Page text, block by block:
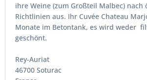
ihre Weine (zum Großteil Malbec) nach
Richtlinien aus. Ihr Cuvée Chateau
Monate im Betontank, es wird weder
geschönt.
Rey-Auriat
46700 Soturac